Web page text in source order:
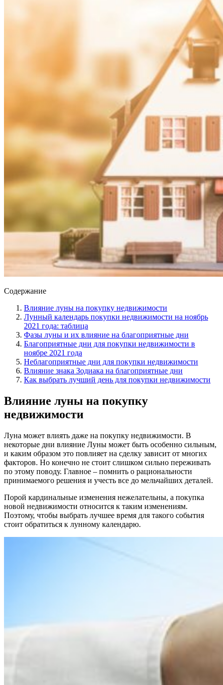
Содержание
Влияние луны на покупку недвижимости
Лунный календарь покупки недвижимости на ноябрь
2021 года: таблица
Фазы луны и их влияние на благоприятные дни
Благоприятные дни для покупки недвижимости в
ноябре 2021 года
Неблагоприятные дни для покупки недвижимости
Влияние знака Зодиака на благоприятные дни
Как выбрать лучший день для покупки недвижимости
Влияние луны на покупку
недвижимости
Луна может влиять даже на покупку недвижимости. В
некоторые дни влияние Луны может быть особенно сильным,
и каким образом это повлияет на сделку зависит от многих
факторов. Но конечно не стоит слишком сильно переживать
по этому поводу. Главное – помнить о рациональности
принимаемого решения и учесть все до мельчайших деталей.
Порой кардинальные изменения нежелательны, а покупка
новой недвижимости относится к таким изменениям.
Поэтому, чтобы выбрать лучшее время для такого события
стоит обратиться к лунному календарю.